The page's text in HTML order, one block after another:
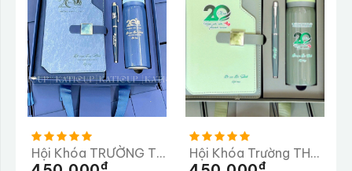
Hội Khóa TRƯỜNG THPT CƯ JÚT
Đ
Hội Khóa Trường THPT Đội Cấn
Đ